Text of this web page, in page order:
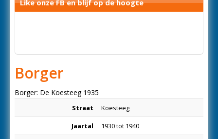
Like onze FB en blijf op de hoogte
Borger
Borger: De Koesteeg 1935
Straat Koesteeg
Jaartal 1930 tot 1940